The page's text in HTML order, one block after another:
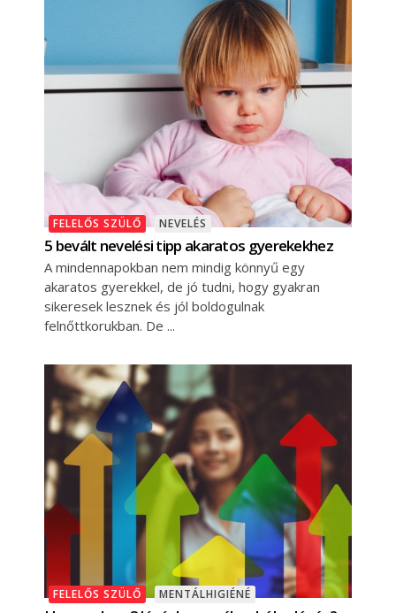
FELELŐS SZÜLŐ NEVELÉS
5 bevált nevelési tipp akaratos gyerekekhez
A mindennapokban nem mindig könnyű egy
akaratos gyerekkel, de jó tudni, hogy gyakran
sikeresek lesznek és jól boldogulnak
felnőttkorukban. De
FELELŐS SZÜLŐ MENTÁLHIGIÉNÉ